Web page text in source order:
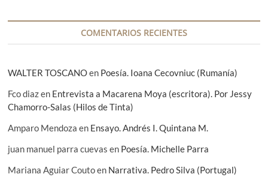
a
d
s
COMENTARIOS RECIENTES
WALTER TOSCANOen Poesía. Ioana Cecovniuc (Rumanía)
Fco diazen Entrevista a Macarena Moya (escritora). Por Jessy
Chamorro-Salas (Hilos de Tinta)
Amparo Mendoza en Ensayo. Andrés I. Quintana M.
juan manuel parra cuevas en Poesía. Michelle Parra
Mariana Aguiar Coutoen Narrativa. Pedro Silva (Portugal)